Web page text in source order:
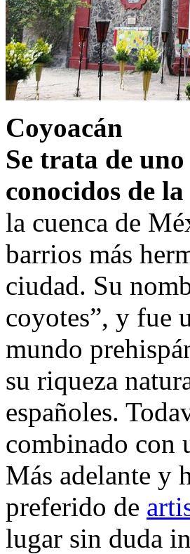
Coyoacán
Se trata de
conocidos de
la cuenca de
barrios más
ciudad. Su
coyotes”, y fue
mundo
su riqueza
españoles.
combinado con
Más adelante y
preferido de
lugar sin duda